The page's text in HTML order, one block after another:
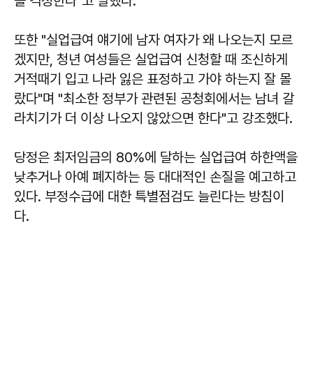
또한 "실업급여 얘기에 남자 여자가 왜 나오는지 모르
겠지만, 청년 여성들은 실업급여 신청할 때 조신하게
거적때기 입고 나라 잃은 표정하고 가야 하는지 잘 몰
랐다"며 "최소한 정부가 관련된 공청회에서는 남녀 갈
라치기가 더 이상 나오지 않았으면 한다"고 강조했다.
당정은 최저임금의 80%에 달하는 실업급여 하한액을
낮추거나 아예 폐지하는 등 대대적인 손질을 예고하고
있다. 부정수급에 대한 특별점검도 늘린다는 방침이
다.